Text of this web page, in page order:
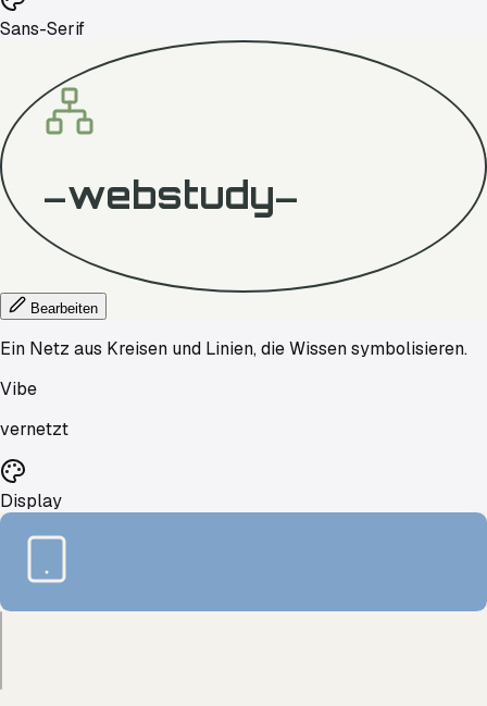
Sans-Serif
—webstudy—
Bearbeiten
Ein Netz aus Kreisen und Linien, die Wissen symbolisieren.
Vibe
vernetzt
Display